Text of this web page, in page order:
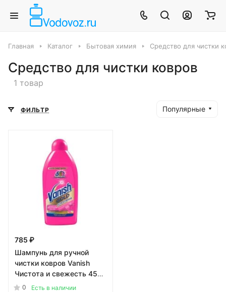
Главная Каталог Бытовая химия Средство для чистки
Средство для чистки ковров
1 товар
ФИЛЬТР Популярные
785 ₽
Шампунь для ручной
чистки ковров Vanish
Чистота и свежесть 450
мл0
Есть в наличии